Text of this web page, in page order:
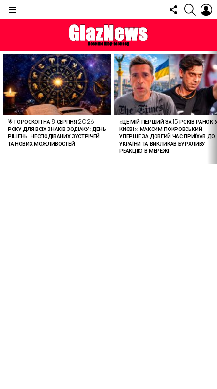
FOLLOW
US
ОСТАННІ
СТАТТІ
🌟 ГОРОСКОП НА 8 СЕРПНЯ 2026
РОКУ ДЛЯ ВСІХ ЗНАКІВ ЗОДІАКУ: ДЕНЬ
РІШЕНЬ, НЕСПОДІВАНИХ ЗУСТРІЧЕЙ
ТА НОВИХ МОЖЛИВОСТЕЙ
«ЦЕ МІЙ ПЕРШИЙ ЗА 15 РОКІВ РАНОК
КИЄВІ»: МАКСИМ ПОКРОВСЬКИЙ
УПЕРШЕ ЗА ДОВГИЙ ЧАС ПРИЇХАВ ДО
УКРАЇНИ ТА ВИКЛИКАВ БУРХЛИВУ
РЕАКЦІЮ В МЕРЕЖІ